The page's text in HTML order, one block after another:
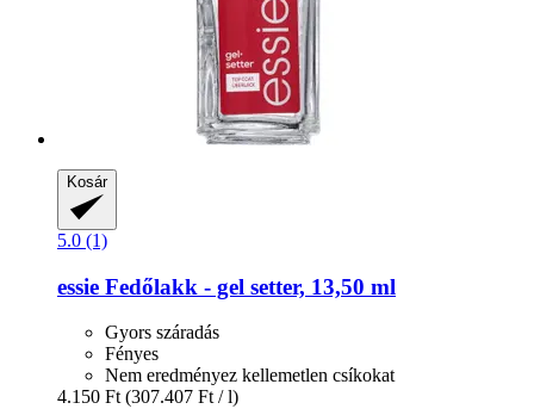
Kosár
5.0 (1)
essie Fedőlakk -​ gel setter, 13,50 ml
Gyors száradás
Fényes
Nem eredményez kellemetlen csíkokat
4.150 Ft (307.407 Ft / l)